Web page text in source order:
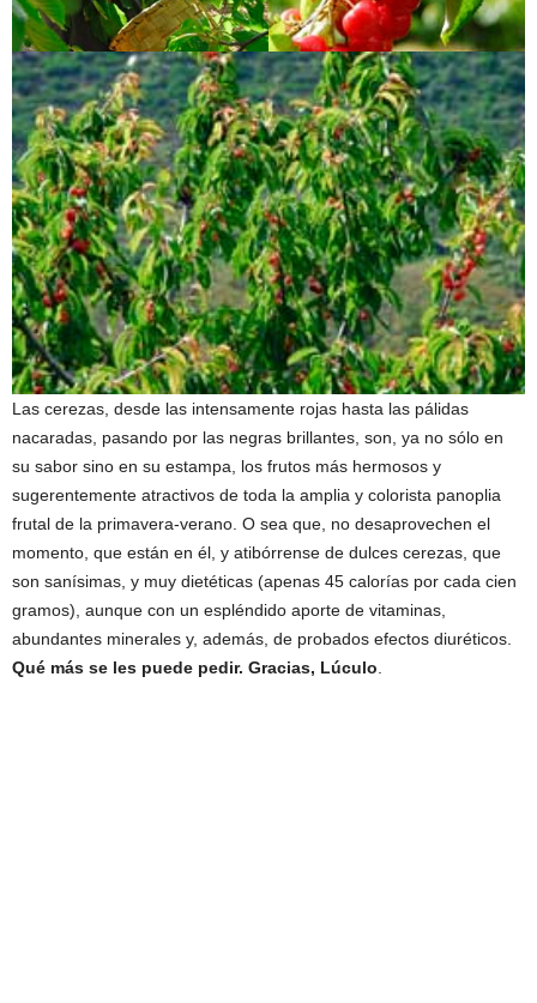
Las cerezas, desde las intensamente rojas hasta las pálidas
nacaradas, pasando por las negras brillantes, son, ya no sólo en
su sabor sino en su estampa, los frutos más hermosos y
sugerentemente atractivos de toda la amplia y colorista panoplia
frutal de la primavera-verano. O sea que, no desaprovechen el
momento, que están en él, y atibórrense de dulces cerezas, que
son sanísimas, y muy dietéticas (apenas 45 calorías por cada cien
gramos), aunque con un espléndido aporte de vitaminas,
abundantes minerales y, además, de probados efectos diuréticos.
Qué más se les puede pedir. Gracias, Lúculo.